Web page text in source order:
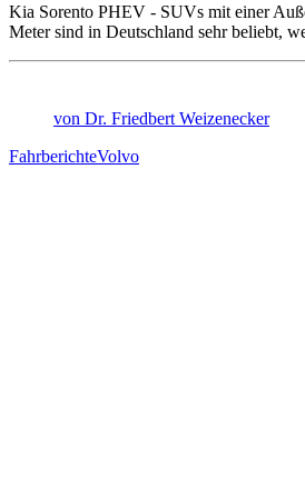
Kia Sorento PHEV - SUVs mit einer
Meter sind in Deutschland sehr beliebt,
von Dr. Friedbert Weizenecker
FahrberichteVolvo